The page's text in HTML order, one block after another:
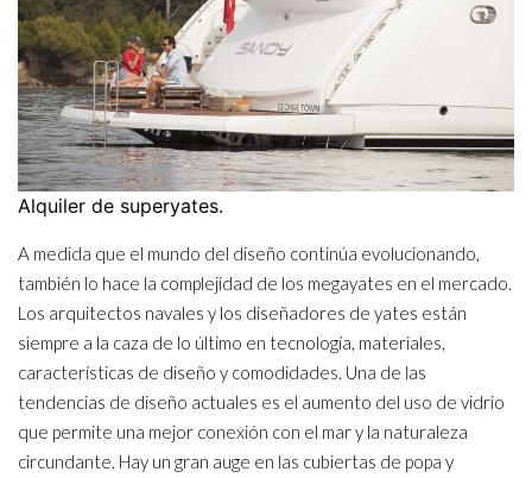
Alquiler de superyates.
A medida que el mundo del diseño continúa evolucionando,
también lo hace la complejidad de los megayates en el mercado.
Los arquitectos navales y los diseñadores de yates están
siempre a la caza de lo último en tecnología, materiales,
características de diseño y comodidades. Una de las
tendencias de diseño actuales es el aumento del uso de vidrio
que permite una mejor conexión con el mar y la naturaleza
circundante. Hay un gran auge en las cubiertas de popa y